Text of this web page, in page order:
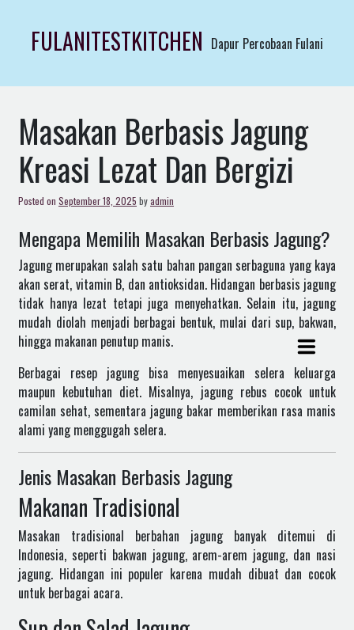
contentFULANITESTKITCHEN Dapur Percobaan Fulani
Masakan Berbasis Jagung
Kreasi Lezat Dan Bergizi
Posted on September 18, 2025 byadmin
Mengapa Memilih Masakan Berbasis Jagung?
Jagung merupakan salah satu bahan pangan serbaguna yang kaya
akan serat, vitamin B, dan antioksidan. Hidangan berbasis jagung
tidak hanya lezat tetapi juga menyehatkan. Selain itu, jagung
mudah diolah menjadi berbagai bentuk, mulai dari sup, bakwan,
hingga makanan penutup manis.
Berbagai resep jagung bisa menyesuaikan selera keluarga
maupun kebutuhan diet. Misalnya, jagung rebus cocok untuk
camilan sehat, sementara jagung bakar memberikan rasa manis
alami yang menggugah selera.
Jenis Masakan Berbasis Jagung
Makanan Tradisional
Masakan tradisional berbahan jagung banyak ditemui di
Indonesia, seperti bakwan jagung, arem-arem jagung, dan nasi
jagung. Hidangan ini populer karena mudah dibuat dan cocok
untuk berbagai acara.